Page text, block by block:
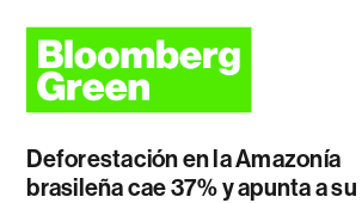
Deforestación en la Amazonía
brasileña cae 37% y apunta a su